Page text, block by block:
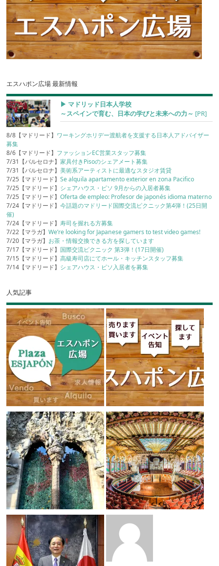
エスハポン広場 最新情報
▶︎ マドリッド日本人学校
～スペインで育む、日本の学びと未来への力～ [PR]
8/8【マドリード】 ワーキングホリデー渡航者を支援する日本人アドバイザー
募集
8/6【マドリード】 ファッションEC営業スタッフ募集
7/31【バルセロナ】家具付きPisoのシェアメート募集
7/31【バルセロナ】美術系アーティストに最適なスタジオ賃貸
7/25【マドリード】Se alquila apartamento exterior en zona Pacifico
7/25【マドリード】 シェアハウス・ピソ 9月からの入居者募集
7/25【マドリード】Oferta de empleo: Profesor de japonés idioma materno
7/24【マドリード】今話題のマドリード国際交流ピクニック第4弾！(25日開
催)
7/24【マドリード】寿司を握れる方募集
7/22【マラガ】We’re looking for Japanese gamers to test video games!
7/20【マラガ】 お茶・情報交換できる方を探しています
7/17【マドリード】 国際交流ピクニック 第3弾！(17日開催)
7/15【マドリード】高級寿司店にてホール・キッチンスタッフ募集
7/14【マドリード】 シェアハウス・ピソ入居者を募集
人気記事